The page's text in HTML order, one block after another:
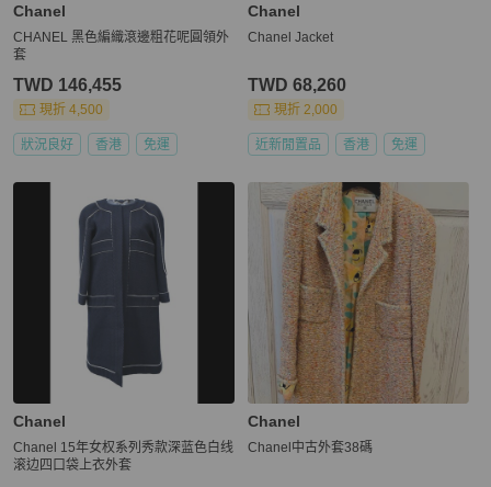
Chanel
CHANEL 黑色編織滾邊粗花呢圓領外
套
TWD 146,455
現折 4,500
狀況良好 香港 免運
Chanel
Chanel Jacket
TWD 68,260
現折 2,000
近新閒置品 香港 免運
Chanel
Chanel 15年女权系列秀款深蓝色白线
滚边四口袋上衣外套
Chanel
Chanel中古外套38碼